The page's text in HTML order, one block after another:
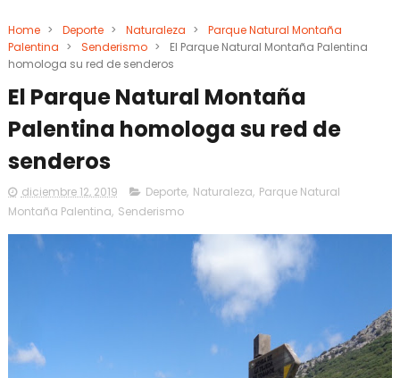
Home > Deporte > Naturaleza >
Parque Natural Montaña
Palentina > Senderismo >
El Parque Natural Montaña Palentina
homologa su red de senderos
El Parque Natural Montaña
Palentina homologa su red de
senderos
diciembre 12, 2019 Deporte, Naturaleza, Parque Natural
Montaña Palentina, Senderismo